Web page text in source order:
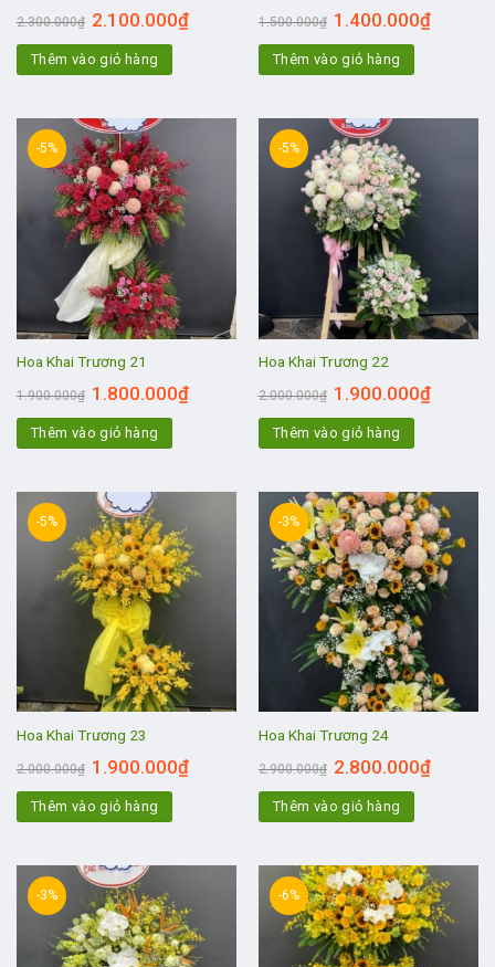
2.300.000₫ 2.100.000₫
Thêm vào giỏ hàng
1.500.000₫ 1.400.000₫
Thêm vào giỏ hàng
-5%
Hoa Khai Trương 21
1.900.000₫ 1.800.000₫
Thêm vào giỏ hàng
-5%
Hoa Khai Trương 22
2.000.000₫ 1.900.000₫
Thêm vào giỏ hàng
-5%
Hoa Khai Trương 23
2.000.000₫ 1.900.000₫
Thêm vào giỏ hàng
-3%
Hoa Khai Trương 24
2.900.000₫ 2.800.000₫
Thêm vào giỏ hàng
-3% -6%